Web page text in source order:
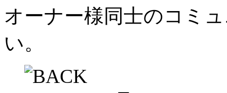
オーナー様同士のコミ
い。